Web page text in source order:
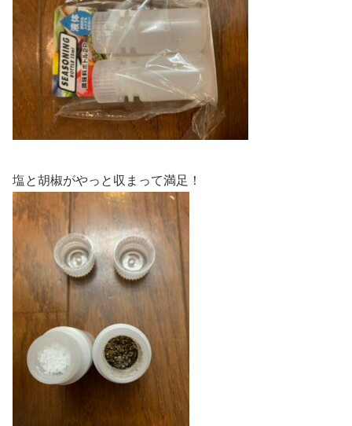
塩と胡椒がやっと収まって満足！